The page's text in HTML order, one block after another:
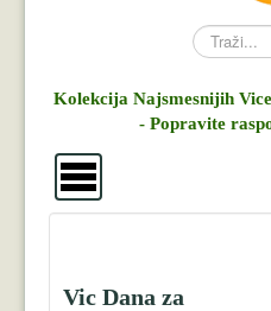
Search
Kolekcija Najsmesnijih
- Popravite
Mujo i Haso
Vic Dana za